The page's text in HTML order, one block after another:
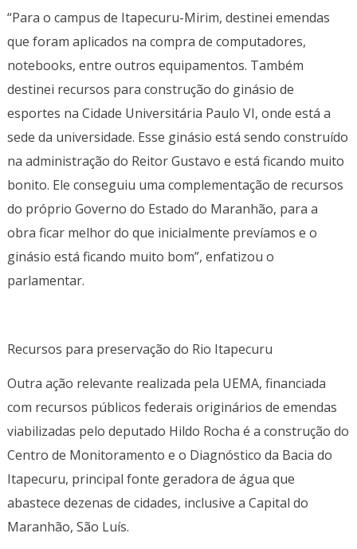
“Para o campus de Itapecuru-Mirim, destinei emendas
que foram aplicados na compra de computadores,
notebooks, entre outros equipamentos. Também
destinei recursos para construção do ginásio de
esportes na Cidade Universitária Paulo VI, onde está a
sede da universidade. Esse ginásio está sendo construído
na administração do Reitor Gustavo e está ficando muito
bonito. Ele conseguiu uma complementação de recursos
do próprio Governo do Estado do Maranhão, para a
obra ficar melhor do que inicialmente prevíamos e o
ginásio está ficando muito bom”, enfatizou o
parlamentar.
Recursos para preservação do Rio Itapecuru
Outra ação relevante realizada pela UEMA, financiada
com recursos públicos federais originários de emendas
viabilizadas pelo deputado Hildo Rocha é a construção do
Centro de Monitoramento e o Diagnóstico da Bacia do
Itapecuru, principal fonte geradora de água que
abastece dezenas de cidades, inclusive a Capital do
Maranhão, São Luís.